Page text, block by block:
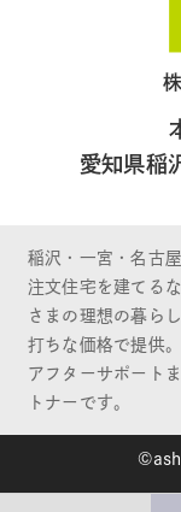
愛知県稲
稲沢・一宮・名古
注文住宅を建てる
さまの理想の暮ら
打ちな価格で提供
アフターサポート
トナーです。